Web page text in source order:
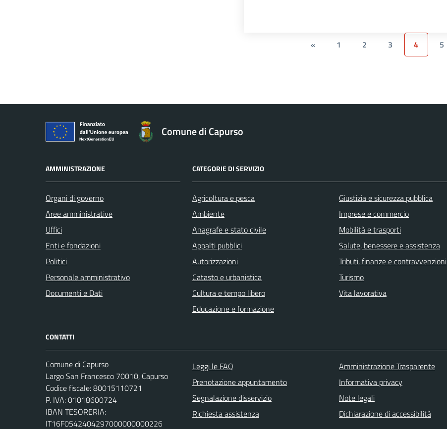
« 1 2 3 4 5
Comune di Capurso
AMMINISTRAZIONE
Organi di governo
Aree amministrative
Uffici
Enti e fondazioni
Politici
Personale amministrativo
Documenti e Dati
CATEGORIE DI SERVIZIO
Agricoltura e pesca
Ambiente
Anagrafe e stato civile
Appalti pubblici
Autorizzazioni
Catasto e urbanistica
Cultura e tempo libero
Educazione e formazione
Giustizia e sicurezza pubblica
Imprese e commercio
Mobilità e trasporti
Salute, benessere e assistenza
Tributi, finanze e contravvenzioni
Turismo
Vita lavorativa
CONTATTI
Comune di Capurso
Largo San Francesco 70010, Capurso
Codice fiscale: 80015110721
P. IVA: 01018600724
IBAN TESORERIA:
IT16F0542404297000000000226
Leggi le FAQ
Prenotazione appuntamento
Segnalazione disservizio
Richiesta assistenza
Amministrazione Trasparente
Informativa privacy
Note legali
Dichiarazione di accessibilità